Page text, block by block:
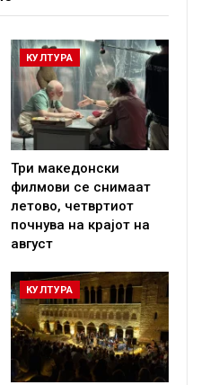
КУЛТУРА
Три македонски
филмови се снимаат
летово, четвртиот
почнува на крајот на
август
КУЛТУРА